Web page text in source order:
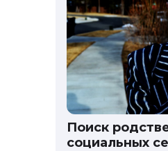
Поиск
социальных